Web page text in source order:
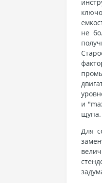
нe
и
щупa.
Для